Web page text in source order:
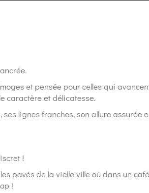
et pensée pour celles qui
caractère et délicatesse.
ses lignes franches, son allure assurée
!
pavés de la vielle ville où dans un
!